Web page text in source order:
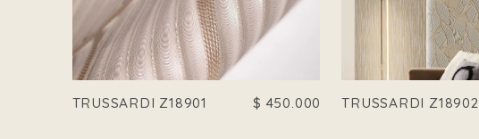
TRUSSARDI Z18901 $ 450.000 TRUSSARDI Z18902